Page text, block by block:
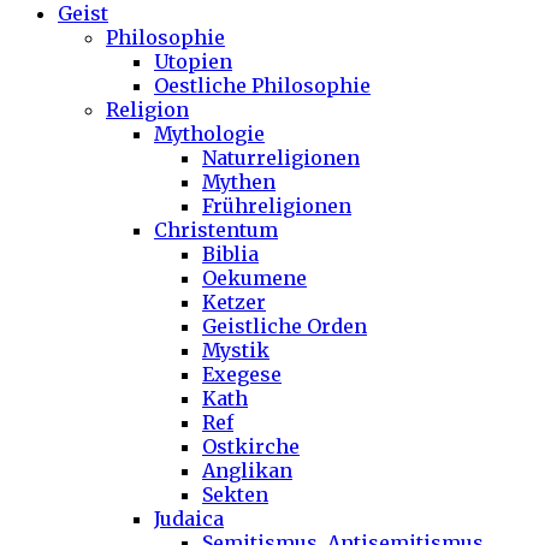
Geist
Philosophie
Utopien
Oestliche Philosophie
Religion
Mythologie
Naturreligionen
Mythen
Frühreligionen
Christentum
Biblia
Oekumene
Ketzer
Geistliche Orden
Mystik
Exegese
Kath
Ref
Ostkirche
Anglikan
Sekten
Judaica